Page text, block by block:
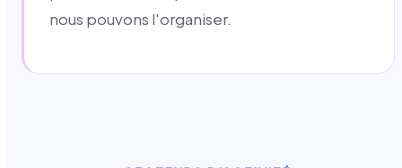
nous pouvons l'organiser.